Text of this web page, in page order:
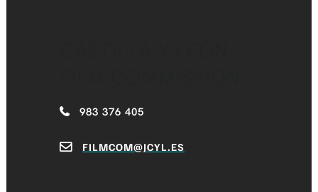
983 376 405
FILMCOM@JCYL.ES